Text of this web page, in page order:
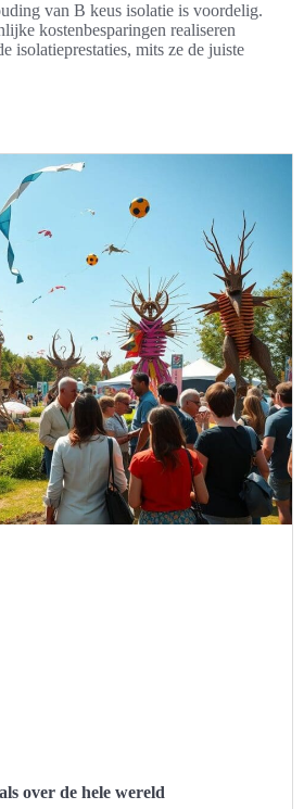
van B keus isolatie is voordelig.
kostenbesparingen realiseren
isolatieprestaties, mits ze de juiste
over de hele wereld